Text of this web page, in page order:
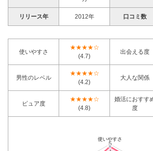
リリース年 2012年 口コミ数
使いやすさ
★★★★☆
(4.7)
出会える度
男性のレベル
★★★★☆
(4.2)
大人な関係
ピュア度
★★★★☆
(4.8)
婚活におすす
度